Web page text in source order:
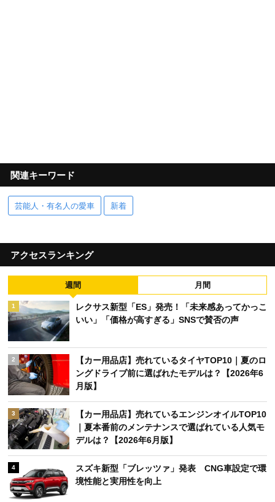
関連キーワード
芸能人・有名人の愛車 新着
アクセスランキング
週間 月間
1
レクサス新型「ES」発売！「未来感あってかっこ
いい」「価格が高すぎる」SNSで賛否の声
2
【カー用品店】売れているタイヤTOP10｜夏のロ
ングドライブ前に選ばれたモデルは？【2026年6
月版】
3
【カー用品店】売れているエンジンオイルTOP10
｜夏本番前のメンテナンスで選ばれている人気モ
デルは？【2026年6月版】
4
スズキ新型「ブレッツァ」発表 CNG車設定で環
境性能と実用性を向上